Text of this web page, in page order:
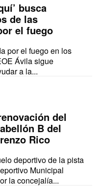
busca
de las
el fuego
por el fuego en los
Ávila sigue
a la...
del
B del
Rico
deportivo de la pista
Municipal
la concejalía...